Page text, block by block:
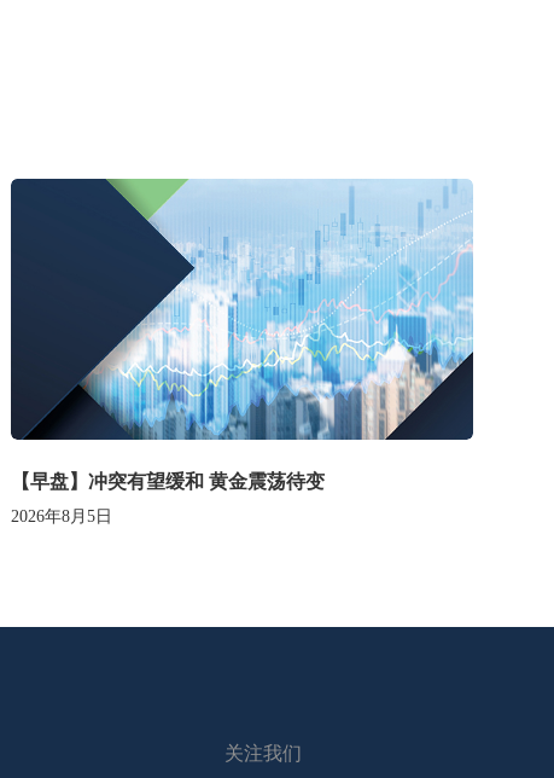
【早盘】冲突有望缓和 黄金震荡待变
2026年8月5日
关注我们